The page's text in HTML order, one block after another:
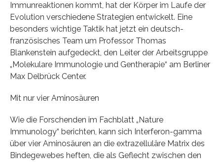
Immunreaktionen kommt, hat der Körper im Laufe der
Evolution verschiedene Strategien entwickelt. Eine
besonders wichtige Taktik hat jetzt ein deutsch-
französisches Team um Professor Thomas
Blankenstein aufgedeckt, den Leiter der Arbeitsgruppe
„Molekulare Immunologie und Gentherapie“ am Berliner
Max Delbrück Center.
Mit nur vier Aminosäuren
Wie die Forschenden im Fachblatt „Nature
Immunology“ berichten, kann sich Interferon-gamma
über vier Aminosäuren an die extrazelluläre Matrix des
Bindegewebes heften, die als Geflecht zwischen den